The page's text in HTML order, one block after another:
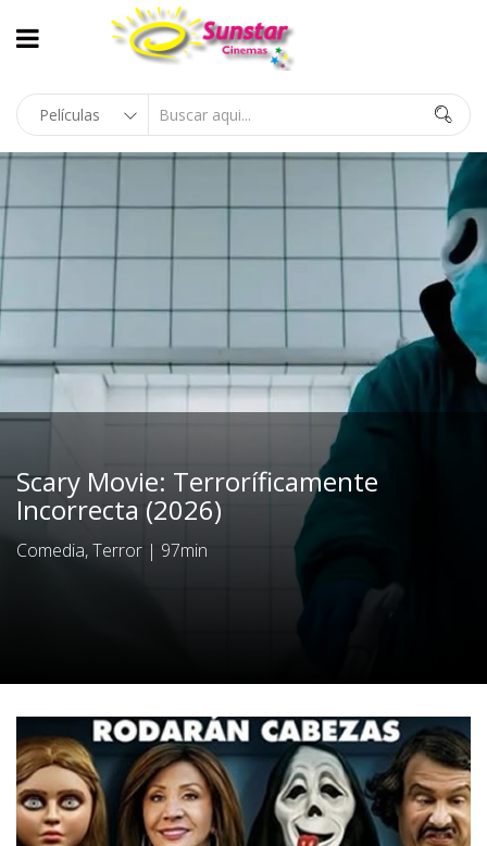
Scary Movie: Terroríficamente
Incorrecta (2026)
Comedia, Terror | 97min